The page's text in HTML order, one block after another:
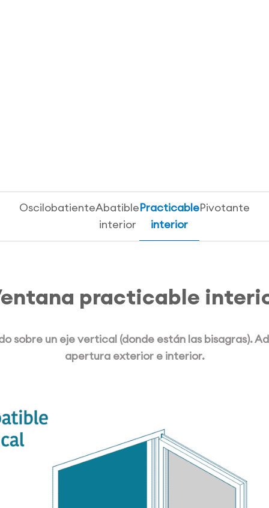
OscilobatienteAbatible
interior
Practicable
interior
Pivotante
practicable
sobre un eje vertical (donde están las bisagras).
apertura exterior e interior.